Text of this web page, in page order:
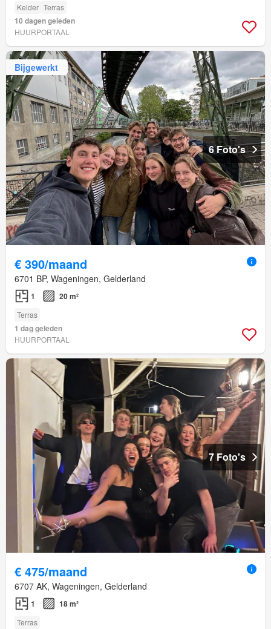
Kelder Terras
10 dagen geleden
HUURPORTAAL
Bijgewerkt
6 Foto's
€ 390/maand
6701 BP, Wageningen, Gelderland
1 20 m²
Terras
1 dag geleden
HUURPORTAAL
7 Foto's
€ 475/maand
6707 AK, Wageningen, Gelderland
1 18 m²
Terras